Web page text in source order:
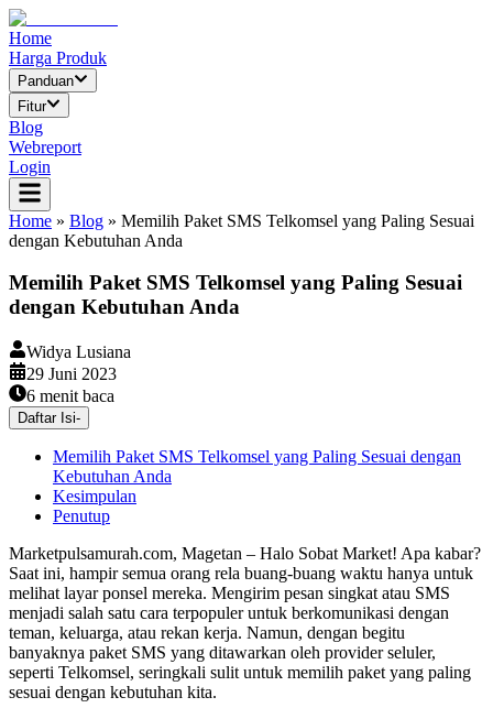
Home
Harga Produk
Panduan
Fitur
Blog
Webreport
Login
Home » Blog » Memilih Paket SMS Telkomsel yang Paling Sesuai
dengan Kebutuhan Anda
Memilih Paket SMS Telkomsel yang Paling Sesuai
dengan Kebutuhan Anda
Widya Lusiana
29 Juni 2023
6 menit baca
Daftar Isi-
Memilih Paket SMS Telkomsel yang Paling Sesuai dengan
Kebutuhan Anda
Kesimpulan
Penutup
Marketpulsamurah.com, Magetan – Halo Sobat Market! Apa kabar?
Saat ini, hampir semua orang rela buang-buang waktu hanya untuk
melihat layar ponsel mereka. Mengirim pesan singkat atau SMS
menjadi salah satu cara terpopuler untuk berkomunikasi dengan
teman, keluarga, atau rekan kerja. Namun, dengan begitu
banyaknya paket SMS yang ditawarkan oleh provider seluler,
seperti Telkomsel, seringkali sulit untuk memilih paket yang paling
sesuai dengan kebutuhan kita.